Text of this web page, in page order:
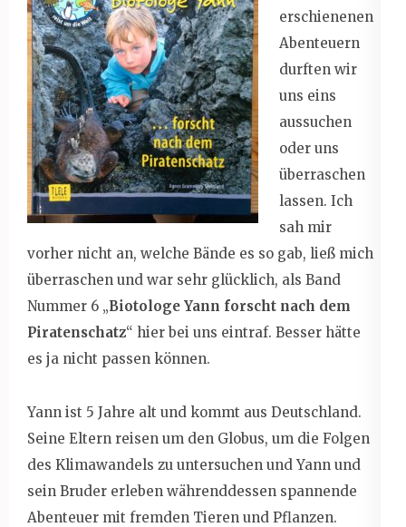
erschienenen
Abenteuern
durften wir
uns eins
aussuchen
oder uns
überraschen
lassen. Ich
sah mir
vorher nicht an, welche Bände es so gab, ließ mich
überraschen und war sehr glücklich, als Band
Nummer 6 „Biotologe Yann forscht nach dem
Piratenschatz“ hier bei uns eintraf. Besser hätte
es ja nicht passen können.
Yann ist 5 Jahre alt und kommt aus Deutschland.
Seine Eltern reisen um den Globus, um die Folgen
des Klimawandels zu untersuchen und Yann und
sein Bruder erleben währenddessen spannende
Abenteuer mit fremden Tieren und Pflanzen.